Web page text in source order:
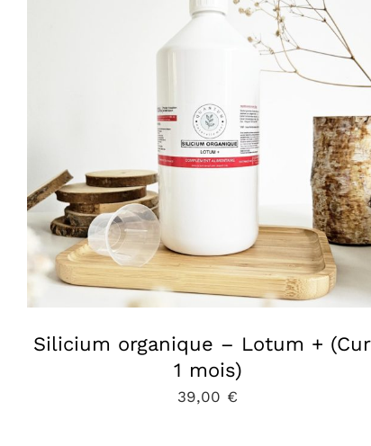
Silicium organique – Lotum +
1 mois)
39,00 €